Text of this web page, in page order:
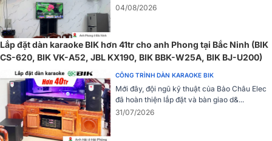
Combo vang số + cục đẩy + micro không dây trong bộ dàn
2. Cục đẩy công suất BIK VK-A54
04/08/2026
Lắp đặt dàn karaoke BIK hơn 41tr cho anh Phong tại Bắc Ninh (BIK
CS-620, BIK VK-A52, JBL KX190, BIK BBK-W25A, BIK BJ-U200)
CÔNG TRÌNH DÀN KARAOKE BIK
Mới đây, đội ngũ kỹ thuật của Bảo Châu Elec
đã hoàn thiện lắp đặt và bàn giao d&...
31/07/2026